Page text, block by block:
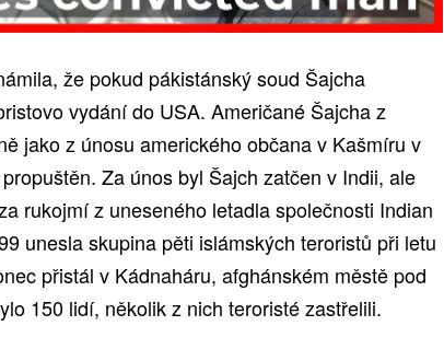
že pokud pákistánský soud Šajcha
vydání do USA. Američané Šajcha z
jako z únosu amerického občana v Kašmíru v
Za únos byl Šajch zatčen v Indii, ale
rukojmí z uneseného letadla společnosti Indian
unesla skupina pěti islámských teroristů při letu
přistál v Kádnaháru, afghánském městě pod
150 lidí, několik z nich teroristé zastřelili.